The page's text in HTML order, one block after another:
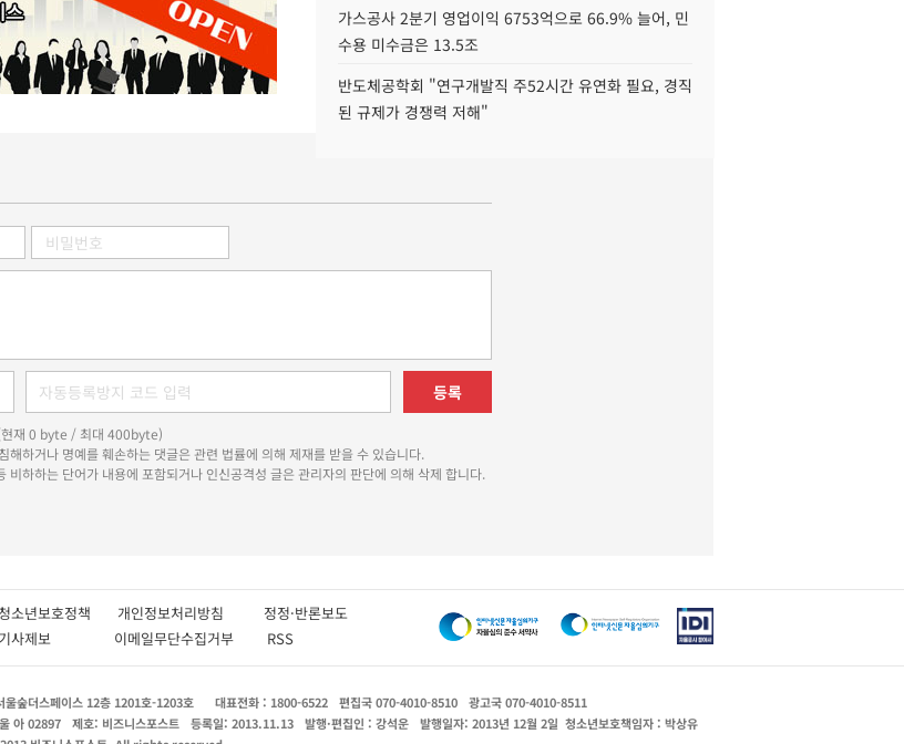
가스공사 2분기 영업이익 6753억으로 66.9% 늘어, 민
수용 미수금은 13.5조
반도체공학회 "연구개발직 주52시간 유연화 필요, 경직
된 규제가 경쟁력 저해"
등록
현재 0 byte / 최대 400byte)
해하거나 명예를 훼손하는 댓글은 관련 법률에 의해 제재를 받을 수 있습니다.
비하하는 단어가 내용에 포함되거나 인신공격성 글은 관리자의 판단에 의해 삭제 합니다.
청소년보호정책 개인정보처리방침 정정·반론보도
기사제보 이메일무단수집거부 RSS
숲더스페이스 12층 1201호-1203호 대표전화 : 1800-6522 편집국 070-4010-8510
광고국 070-4010-8511
아 02897 제호: 비즈니스포스트 등록일: 2013.11.13 발행·편집인 : 강석운 발행일자: 2013년 12월 2일 청소년보호책임자 : 박상유